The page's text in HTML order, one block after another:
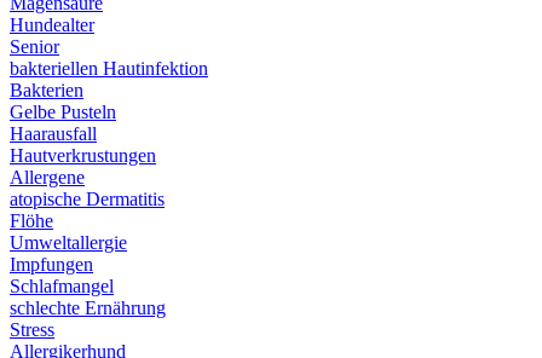
Hundealter
Senior
bakteriellen Hautinfektion
Bakterien
Gelbe Pusteln
Haarausfall
Hautverkrustungen
Allergene
atopische Dermatitis
Flöhe
Umweltallergie
Impfungen
Schlafmangel
schlechte Ernährung
Stress
Allergikerhund